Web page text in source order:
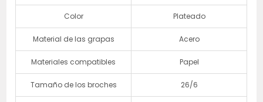
Color Plateado
Material de las grapas Acero
Materiales compatibles Papel
Tamaño de los broches 26/6